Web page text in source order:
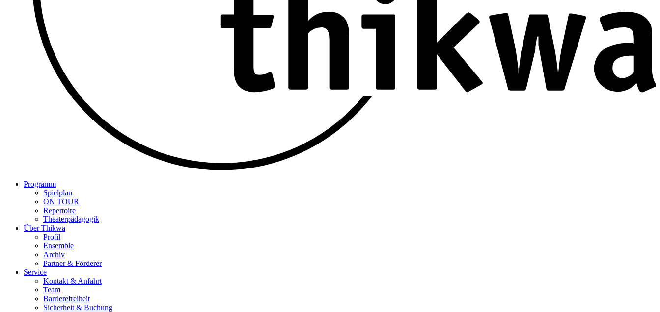
Programm
Spielplan
ON TOUR
Repertoire
Theaterpädagogik
Über Thikwa
Profil
Ensemble
Archiv
Partner & Förderer
Service
Kontakt & Anfahrt
Team
Barrierefreiheit
Sicherheit & Buchung